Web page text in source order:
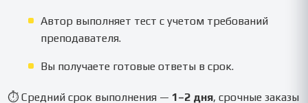
Автор выполняет тест с учетом требований
преподавателя.
Вы получаете готовые ответы в срок.
⏱ Средний срок выполнения — 1–2 дня, срочные заказы